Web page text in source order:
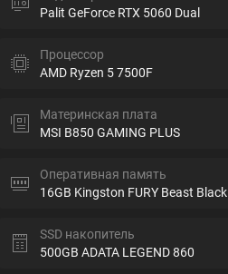
Palit GeForce RTX 5060 Dual
Процессор
AMD Ryzen 5 7500F
Материнская плата
MSI B850 GAMING PLUS
Оперативная память
16GB Kingston FURY Beast Black
SSD накопитель
500GB ADATA LEGEND 860